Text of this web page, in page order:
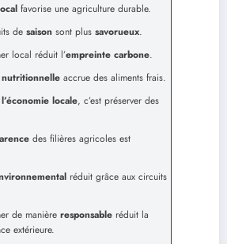
favorise une agriculture durable.
de saison sont plus savorueux.
local réduit l’empreinte carbone.
nutritionnelle accrue des aliments frais.
locale, c’est préserver des
des filières agricoles est
réduit grâce aux circuits
de manière responsable réduit la
extérieure.